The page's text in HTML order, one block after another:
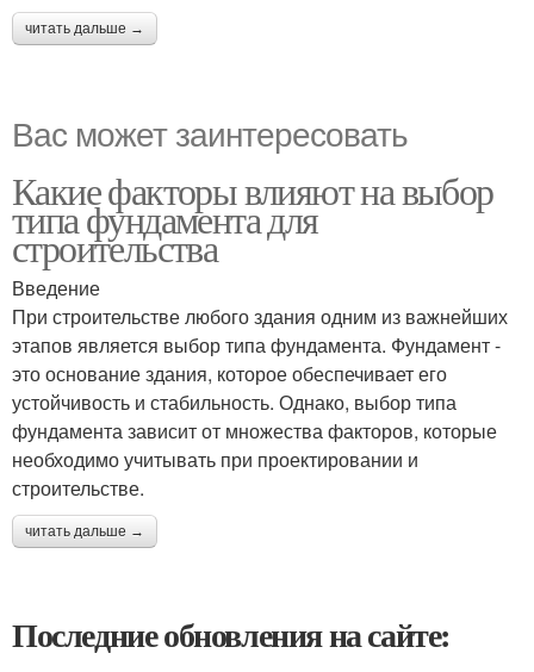
читать дальше →
Вас может заинтересовать
Какие факторы влияют на выбор
типа фундамента для
строительства
Введение
При строительстве любого здания одним из важнейших
этапов является выбор типа фундамента. Фундамент -
это основание здания, которое обеспечивает его
устойчивость и стабильность. Однако, выбор типа
фундамента зависит от множества факторов, которые
необходимо учитывать при проектировании и
строительстве.
читать дальше →
Последние обновления на сайте: